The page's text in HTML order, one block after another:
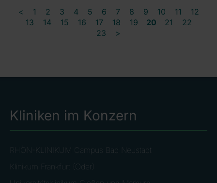
< 1 2 3 4 5 6 7 8 9 10 11
12
13
14 15 16 17 18 19 20 21
22
23
>
Kliniken im Konzern
RHÖN-KLINIKUM Campus Bad Neustadt
Klinikum Frankfurt (Oder)